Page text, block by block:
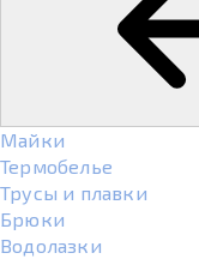
Майки
Термобелье
Трусы и плавки
Брюки
Водолазки